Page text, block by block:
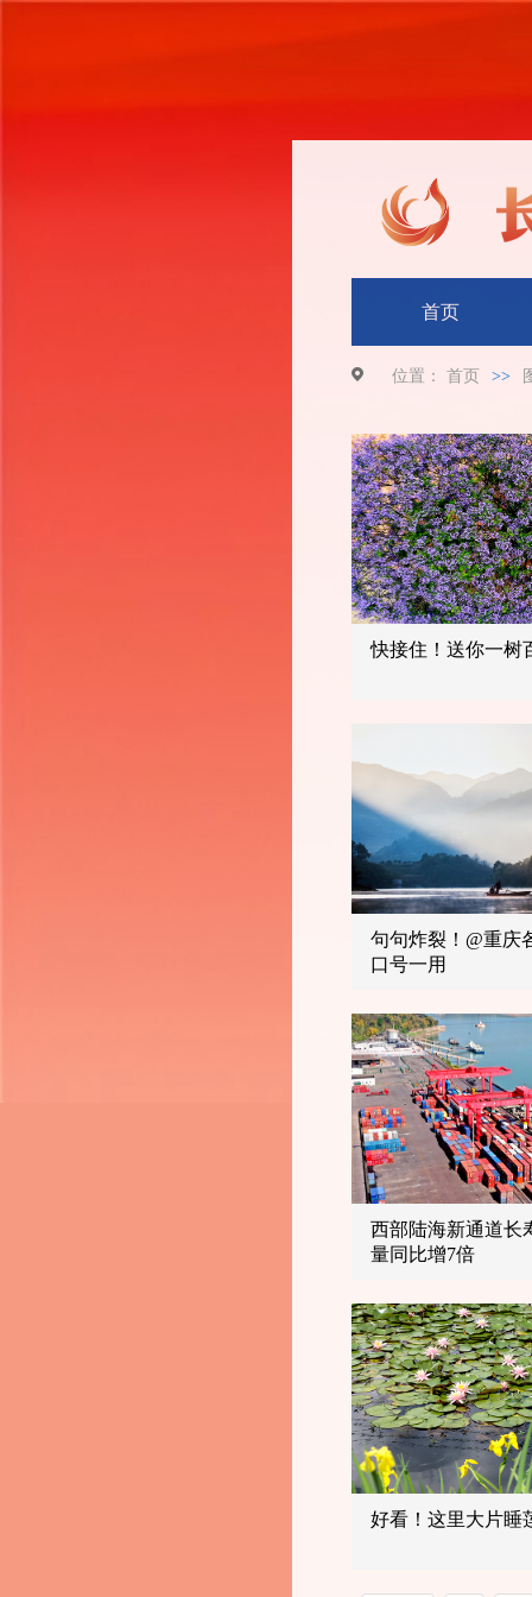
首页
位置： 首页 >>
快接住！送你一树
句句炸裂！@重庆
口号一用
西部陆海新通道长
量同比增7倍
好看！这里大片睡